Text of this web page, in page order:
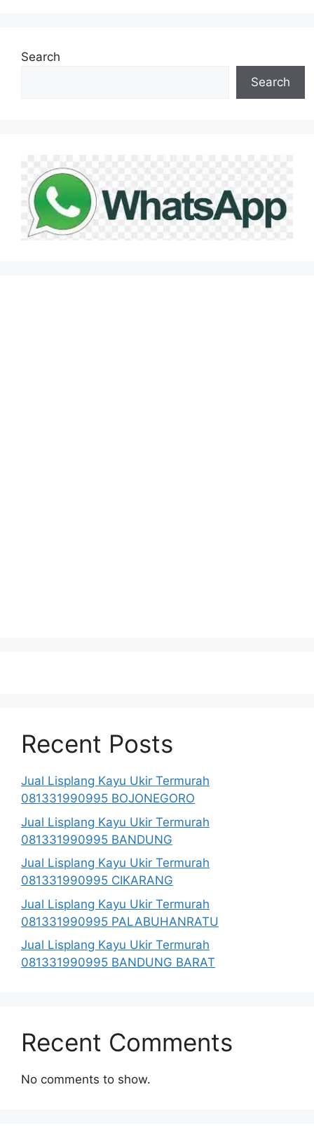
Search
Search
Recent Posts
Jual Lisplang Kayu Ukir Termurah
081331990995 BOJONEGORO
Jual Lisplang Kayu Ukir Termurah
081331990995 BANDUNG
Jual Lisplang Kayu Ukir Termurah
081331990995 CIKARANG
Jual Lisplang Kayu Ukir Termurah
081331990995 PALABUHANRATU
Jual Lisplang Kayu Ukir Termurah
081331990995 BANDUNG BARAT
Recent Comments
No comments to show.